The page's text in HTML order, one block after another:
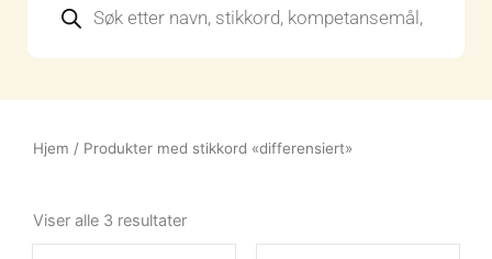
search
Hjem / Produkter med stikkord «differensiert»
Viser alle 3 resultateretter